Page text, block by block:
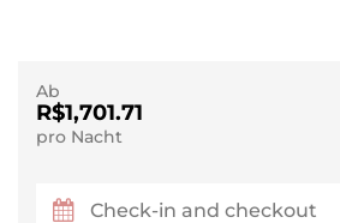
Ab
R$1,701.71
pro Nacht